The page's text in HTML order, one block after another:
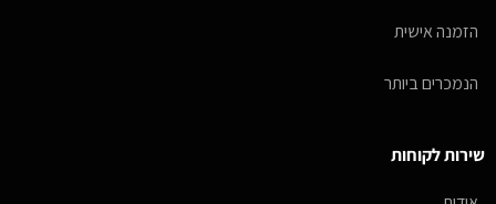
הזמנה אישית
הנמכרים ביותר
שירות לקוחות